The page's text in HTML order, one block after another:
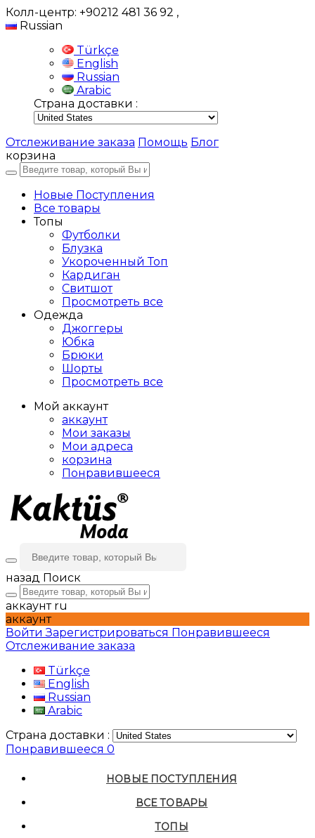
Колл-центр: +90212 481 36 92 ,
Russian
Türkçe
English
Russian
Arabic
Страна доставки :
Отслеживание заказа Помощь Блог
корзина
Новые Поступления
Все товары
Топы
Футболки
Блузка
Укороченный Топ
Кардиган
Свитшот
Просмотреть все
Одежда
Джоггеры
Юбка
Брюки
Шорты
Просмотреть все
Мой аккаунт
аккаунт
Мои заказы
Мои адреса
корзина
Понравившееся
назад Поиск
аккаунт ru
аккаунт
ВойтиЗарегистрироваться Понравившееся
Отслеживание заказа
Türkçe
English
Russian
Arabic
Страна доставки :
Понравившееся 0
НОВЫЕ ПОСТУПЛЕНИЯ
ВСЕ ТОВАРЫ
ТОПЫ